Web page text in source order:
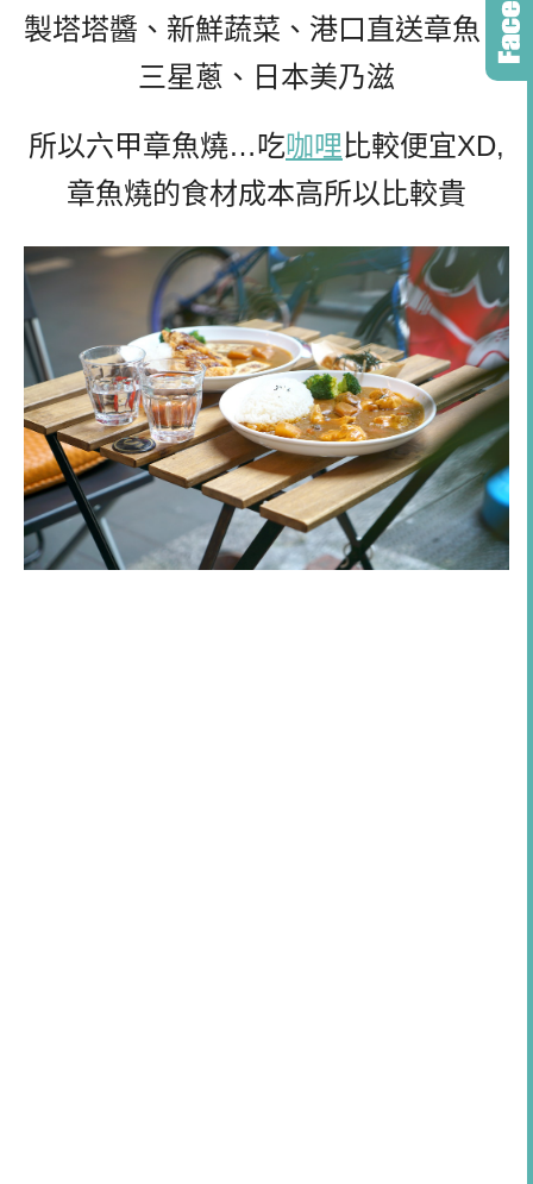
製塔塔醬、新鮮蔬菜、港口直送章魚、
三星蔥、日本美乃滋
所以六甲章魚燒…吃咖哩比較便宜XD,
章魚燒的食材成本高所以比較貴